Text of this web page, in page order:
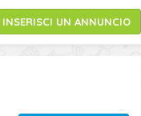
INSERISCI UN ANNUNCIO